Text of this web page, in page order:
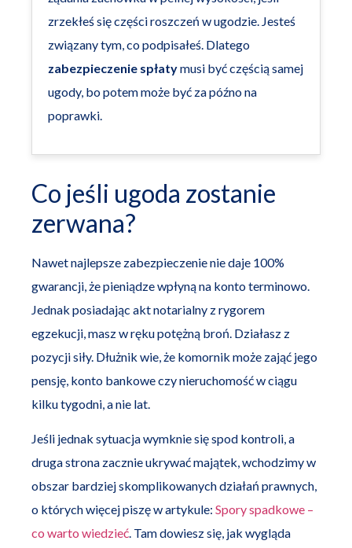
zrzekłeś się części roszczeń w ugodzie. Jesteś
związany tym, co podpisałeś. Dlatego
zabezpieczenie spłatymusi być częścią samej
ugody, bo potem może być za późno na
poprawki.
Co jeśli ugoda zostanie
zerwana?
Nawet najlepsze zabezpieczenie nie daje 100%
gwarancji, że pieniądze wpłyną na konto terminowo.
Jednak posiadając akt notarialny z rygorem
egzekucji, masz w ręku potężną broń. Działasz z
pozycji siły. Dłużnik wie, że komornik może zająć jego
pensję, konto bankowe czy nieruchomość w ciągu
kilku tygodni, a nie lat.
Jeśli jednak sytuacja wymknie się spod kontroli, a
druga strona zacznie ukrywać majątek, wchodzimy w
obszar bardziej skomplikowanych działań prawnych,
o których więcej piszę w artykule: Spory spadkowe –
co warto wiedzieć. Tam dowiesz się, jak wygląda